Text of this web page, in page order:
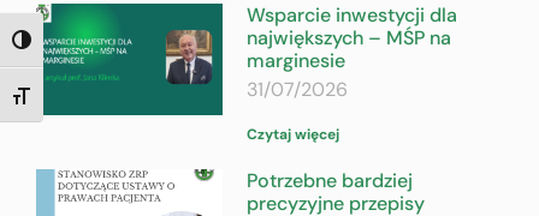
TOGGLE HIGH CONTRAST
TOGGLE FONT SIZE
Wsparcie inwestycji dla
największych – MŚP na
marginesie
31/07/2026
Czytaj więcej
Potrzebne bardziej
precyzyjne przepisy